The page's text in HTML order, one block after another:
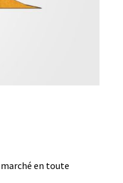
en toute